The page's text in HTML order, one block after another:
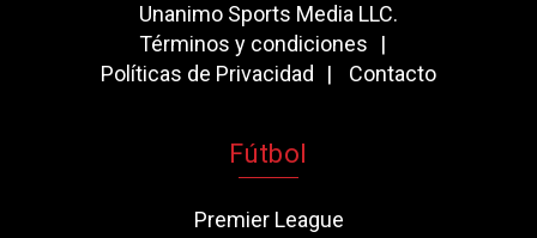
Unanimo Sports Media LLC.
Términos y condiciones
Políticas de Privacidad
Contacto
Fútbol
Premier League